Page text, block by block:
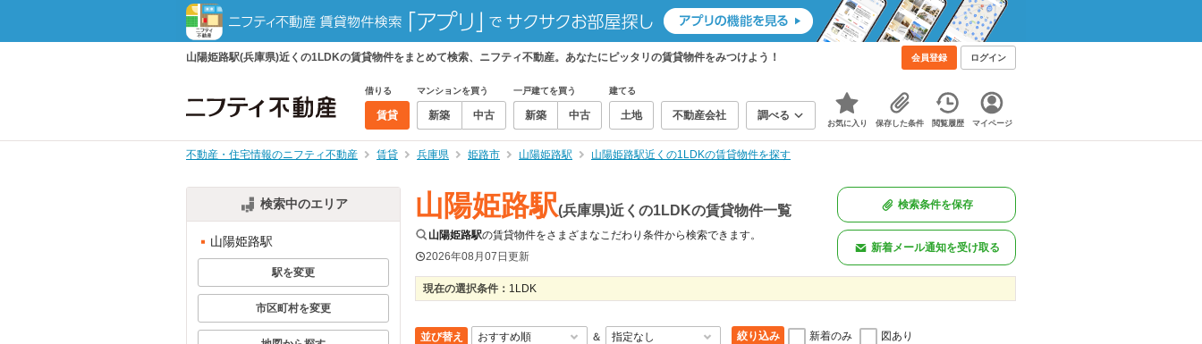
山陽姫路駅(兵庫県)近くの1LDKの賃貸物件をまとめて検索、ニフティ不動産。あなたにピッタリの賃貸物件をみつけよう！ 会員登録 ログイン
借りる
賃貸
マンションを買う
新築 中古
一戸建てを買う
新築 中古
建てる
土地 不動産会社 調べる
お気に入り 保存した条件 閲覧履歴 マイページ
不動産・住宅情報のニフティ不動産 賃貸 兵庫県 姫路市 山陽姫路駅 山陽姫路駅近くの1LDKの賃貸物件を探す
検索中のエリア
山陽姫路駅
駅を変更
市区町村を変更
山陽姫路駅(兵庫県)近くの1LDKの賃貸物件一覧
山陽姫路駅の賃貸物件をさまざまなこだわり条件から検索できます。
2026年08月07日更新
検索条件を保存
新着メール通知を受け取る
現在の選択条件： 1LDK
並び替え ＆ 絞り込み 新着のみ 図あり